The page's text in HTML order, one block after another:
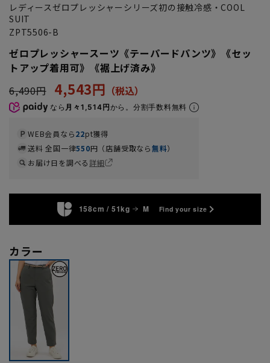
レディースゼロプレッシャーシリーズ初の接触冷感・COOL
SUIT
ZPT5506-B
ゼロプレッシャースーツ《テーパードパンツ》《セッ
トアップ着用可》《裾上げ済み》
6,490円 4,543円
なら 月々1,514円から。分割手数料無料
WEB会員なら22pt獲得
送料 全国一律550円（店舗受取なら無料）
お届け日を調べる詳細
158cm / 51kg M Find your size
カラー